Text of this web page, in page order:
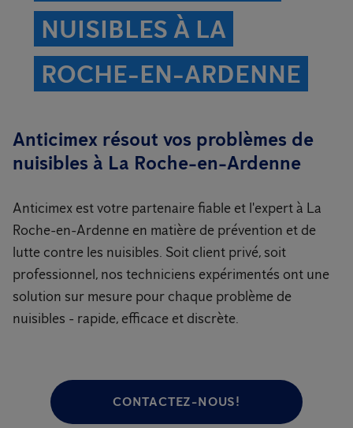
NUISIBLES À LA
ROCHE-EN-ARDENNE
Anticimex résout vos problèmes de
nuisibles à La Roche-en-Ardenne
Anticimex est votre partenaire fiable et l'expert à La
Roche-en-Ardenne en matière de prévention et de
lutte contre les nuisibles. Soit client privé, soit
professionnel, nos techniciens expérimentés ont une
solution sur mesure pour chaque problème de
nuisibles - rapide, efficace et discrète.
CONTACTEZ-NOUS!